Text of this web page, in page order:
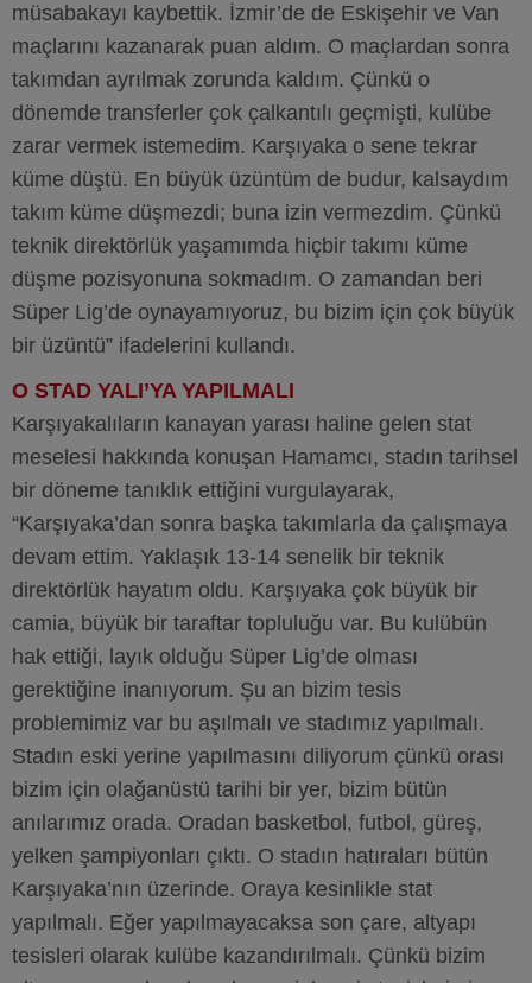
müsabakayı kaybettik. İzmir’de de Eskişehir ve Van
maçlarını kazanarak puan aldım. O maçlardan sonra
takımdan ayrılmak zorunda kaldım. Çünkü o
dönemde transferler çok çalkantılı geçmişti, kulübe
zarar vermek istemedim. Karşıyaka o sene tekrar
küme düştü. En büyük üzüntüm de budur, kalsaydım
takım küme düşmezdi; buna izin vermezdim. Çünkü
teknik direktörlük yaşamımda hiçbir takımı küme
düşme pozisyonuna sokmadım. O zamandan beri
Süper Lig’de oynayamıyoruz, bu bizim için çok büyük
bir üzüntü” ifadelerini kullandı.
O STAD YALI’YA YAPILMALI
Karşıyakalıların kanayan yarası haline gelen stat
meselesi hakkında konuşan Hamamcı, stadın tarihsel
bir döneme tanıklık ettiğini vurgulayarak,
“Karşıyaka’dan sonra başka takımlarla da çalışmaya
devam ettim. Yaklaşık 13-14 senelik bir teknik
direktörlük hayatım oldu. Karşıyaka çok büyük bir
camia, büyük bir taraftar topluluğu var. Bu kulübün
hak ettiği, layık olduğu Süper Lig’de olması
gerektiğine inanıyorum. Şu an bizim tesis
problemimiz var bu aşılmalı ve stadımız yapılmalı.
Stadın eski yerine yapılmasını diliyorum çünkü orası
bizim için olağanüstü tarihi bir yer, bizim bütün
anılarımız orada. Oradan basketbol, futbol, güreş,
yelken şampiyonları çıktı. O stadın hatıraları bütün
Karşıyaka’nın üzerinde. Oraya kesinlikle stat
yapılmalı. Eğer yapılmayacaksa son çare, altyapı
tesisleri olarak kulübe kazandırılmalı. Çünkü bizim